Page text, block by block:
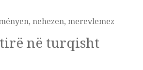
nehezen, merevlemez
në turqisht